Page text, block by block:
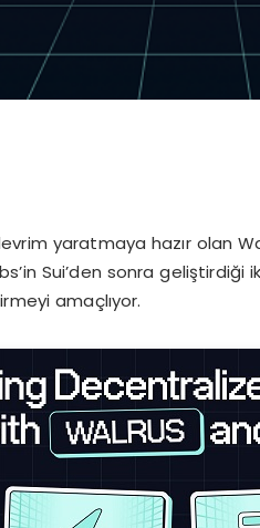
yaratmaya hazır olan
Sui’den sonra
amaçlıyor.